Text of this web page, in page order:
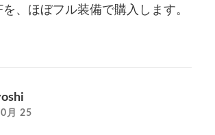
、ほぼフル装備で購入します。
月 25